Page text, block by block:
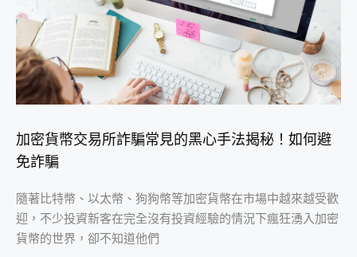
加密貨幣交易所詐騙常見的黑心手法揭秘！如何避
免詐騙
隨著比特幣、以太幣、狗狗幣等加密貨幣在市場中越來越受歡
迎，不少投資新客在完全沒有投資經驗的情況下瘋狂湧入加密
貨幣的世界，卻不知道他們